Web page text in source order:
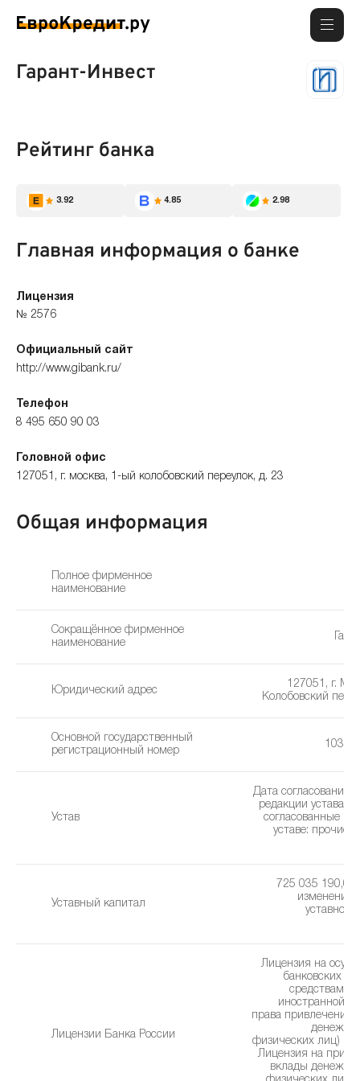
Гарант-Инвест
Рейтинг банка
3.92 4.85 2.98
Главная информация о банке
Лицензия
№ 2576
Официальный сайт
http://www.gibank.ru/
Телефон
8 495 650 90 03
Головной офис
127051, г. москва, 1-ый колобовский переулок, д. 23
Общая информация
Полное фирменное
наименование
Сокращённое фирменное
наименование
Юридический адрес
127051, г.
Колобовский
Основной государственный
регистрационный номер
Устав
Дата согласования
редакции устава:
cогласованные
уставe: прочие
Уставный капитал
725 035 190,00
изменения
уставного
Лицензии Банка России
Лицензия на
банковских
средствами
иностранной
права привлечения
физических лиц)
Лицензия на
вклады